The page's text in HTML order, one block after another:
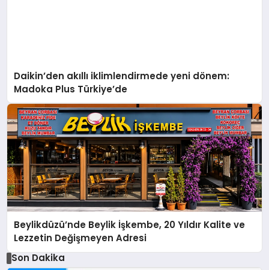
Daikin’den akıllı iklimlendirmede yeni dönem:
Madoka Plus Türkiye’de
Beylikdüzü’nde Beylik İşkembe, 20 Yıldır Kalite ve
Lezzetin Değişmeyen Adresi
Son Dakika